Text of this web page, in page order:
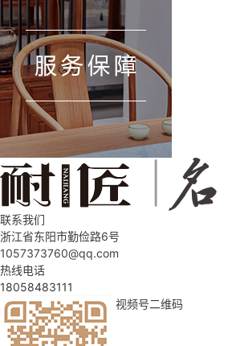
联系我们
浙江省东阳市勤俭路6号
1057373760@qq.com
热线电话
18058483111
视频号二维码